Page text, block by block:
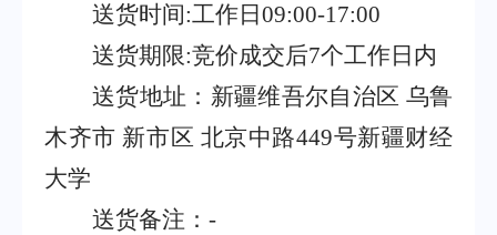
送货时间:工作日 09:00-17:00
送货期限:竞价成交后7个工作日内
送货地址：新疆维吾尔自治区 乌鲁
木齐市 新市区 北京中路449号新疆财经
大学
送货备注： -